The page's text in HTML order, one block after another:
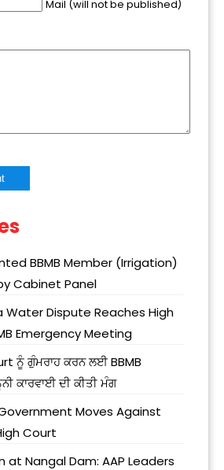
Mail (will not be published)
BBMB Member (Irrigation)
Cabinet Panel
Water Dispute Reaches High
Emergency Meeting
ਨੂੰ ਗੁੰਮਰਾਹ ਕਰਨ ਲਈ BBMB
ਕਾਰਵਾਈ ਦੀ ਕੀਤੀ ਮੰਗ
Moves Against
Court
at Nangal Dam: AAP Leaders